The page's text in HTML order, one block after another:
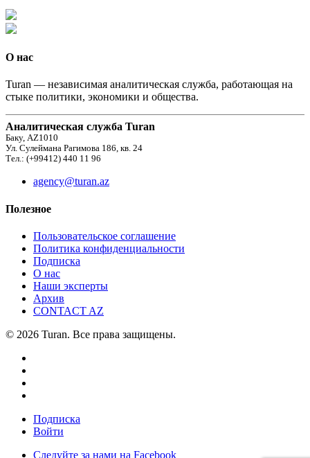
О нас
Turan — независимая аналитическая служба, работающая на
стыке политики, экономики и общества.
Аналитическая служба Turan
Баку, AZ1010
Ул. Сулеймана Рагимова 186, кв. 24
Тел.: (+99412) 440 11 96
agency@turan.az
Полезное
Пользовательское соглашение
Политика конфиденциальности
Подписка
О нас
Наши эксперты
Архив
CONTACT AZ
© 2026 Turan. Все права защищены.
Подписка
Войти
Следуйте за нами на Facebook